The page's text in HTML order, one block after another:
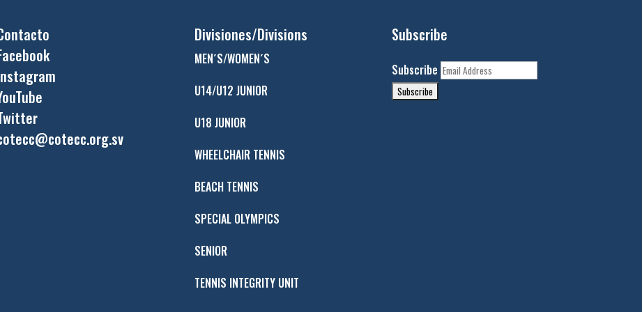
Divisiones/Divisions
MEN´S/WOMEN´S
U14/U12 JUNIOR
U18 JUNIOR
WHEELCHAIR TENNIS
BEACH TENNIS
SPECIAL OLYMPICS
SENIOR
TENNIS INTEGRITY UNIT
Subscribe
Subscribe